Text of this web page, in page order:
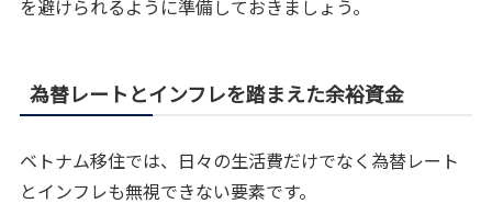
を避けられるように準備しておきましょう。
為替レートとインフレを踏まえた余裕資金
ベトナム移住では、日々の生活費だけでなく為替レート
とインフレも無視できない要素です。